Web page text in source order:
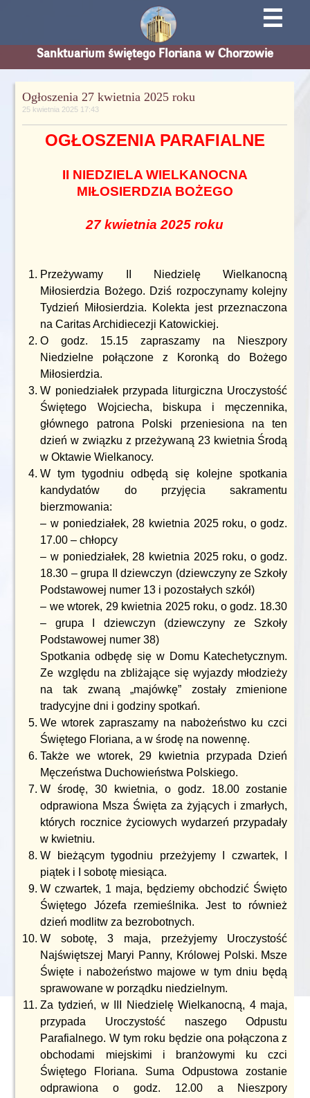
☰
Sanktuarium świętego Floriana w Chorzowie
Ogłoszenia 27 kwietnia 2025 roku
25 kwietnia 2025 17:43
OGŁOSZENIA PARAFIALNE
II NIEDZIELA WIELKANOCNA
MIŁOSIERDZIA BOŻEGO
27 kwietnia 2025 roku
Przeżywamy II Niedzielę Wielkanocną
Miłosierdzia Bożego. Dziś rozpoczynamy kolejny
Tydzień Miłosierdzia. Kolekta jest przeznaczona
na Caritas Archidiecezji Katowickiej.
O godz. 15.15 zapraszamy na Nieszpory
Niedzielne połączone z Koronką do Bożego
Miłosierdzia.
W poniedziałek przypada liturgiczna Uroczystość
Świętego Wojciecha, biskupa i męczennika,
głównego patrona Polski przeniesiona na ten
dzień w związku z przeżywaną 23 kwietnia Środą
w Oktawie Wielkanocy.
W tym tygodniu odbędą się kolejne spotkania
kandydatów do przyjęcia sakramentu
bierzmowania:
– w poniedziałek, 28 kwietnia 2025 roku, o godz.
17.00 – chłopcy
– w poniedziałek, 28 kwietnia 2025 roku, o godz.
18.30 – grupa II dziewczyn (dziewczyny ze Szkoły
Podstawowej numer 13 i pozostałych szkół)
– we wtorek, 29 kwietnia 2025 roku, o godz. 18.30
– grupa I dziewczyn (dziewczyny ze Szkoły
Podstawowej numer 38)
Spotkania odbędę się w Domu Katechetycznym.
Ze względu na zbliżające się wyjazdy młodzieży
na tak zwaną „majówkę” zostały zmienione
tradycyjne dni i godziny spotkań.
We wtorek zapraszamy na nabożeństwo ku czci
Świętego Floriana, a w środę na nowennę.
Także we wtorek, 29 kwietnia przypada Dzień
Męczeństwa Duchowieństwa Polskiego.
W środę, 30 kwietnia, o godz. 18.00 zostanie
odprawiona Msza Święta za żyjących i zmarłych,
których rocznice życiowych wydarzeń przypadały
w kwietniu.
W bieżącym tygodniu przeżyjemy I czwartek, I
piątek i I sobotę miesiąca.
W czwartek, 1 maja, będziemy obchodzić Święto
Świętego Józefa rzemieślnika. Jest to również
dzień modlitw za bezrobotnych.
W sobotę, 3 maja, przeżyjemy Uroczystość
Najświętszej Maryi Panny, Królowej Polski. Msze
Święte i nabożeństwo majowe w tym dniu będą
sprawowane w porządku niedzielnym.
Za tydzień, w III Niedzielę Wielkanocną, 4 maja,
przypada Uroczystość naszego Odpustu
Parafialnego. W tym roku będzie ona połączona z
obchodami miejskimi i branżowymi ku czci
Świętego Floriana. Suma Odpustowa zostanie
odprawiona o godz. 12.00 a Nieszpory